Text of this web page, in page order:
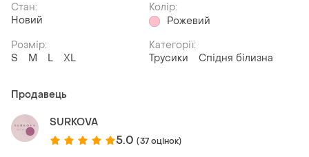
Стан:
Новий
Колір:
Рожевий
Розмір:
S
M L XL
Категорії:
Трусики
Спідня білизна
Продавець
SURKOVA
5.0 (37 оцінок)